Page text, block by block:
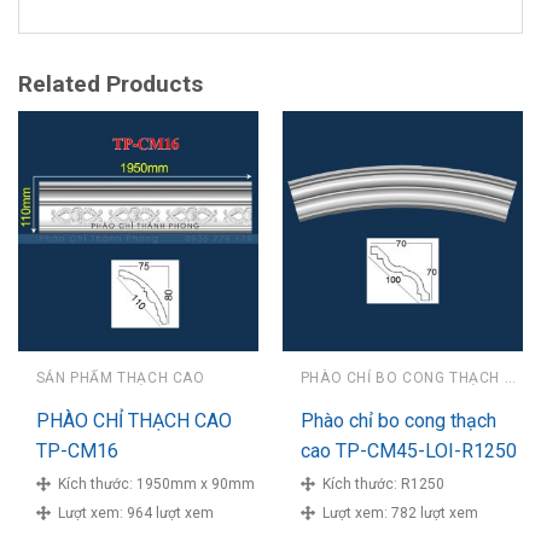
Related Products
SẢN PHẨM THẠCH CAO
PHÀO CHỈ THẠCH CAO
TP-CM16
Kích thước: 1950mm x 90mm
Lượt xem: 964 lượt xem
PHÀO CHỈ BO CONG THẠCH CAO
Phào chỉ bo cong thạch
cao TP-CM45-LOI-R1250
Kích thước: R1250
Lượt xem: 782 lượt xem